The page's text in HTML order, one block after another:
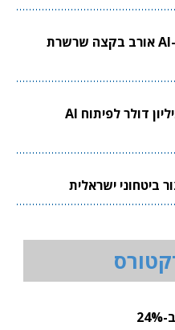
צוואר הבקבוק הבא בשוק ה-AI אורב בקצה שרשרת
Limitless Labs גייסה 20 מיליון דולר לפיתוח AI